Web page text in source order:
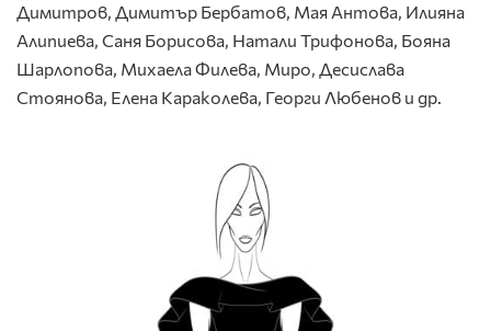
Димитров, Димитър Бербатов, Мая Антова, Илияна
Алипиева, Саня Борисова, Натали Трифонова, Бояна
Шарлопова, Михаела Филева, Миро, Десислава
Стоянова, Елена Караколева, Георги Любенов и др.